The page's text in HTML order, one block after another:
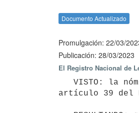
Documento Actualizado
Promulgación: 22/03/
Publicación: 28/03/2023
El Registro Nacional de
artículo 39 del